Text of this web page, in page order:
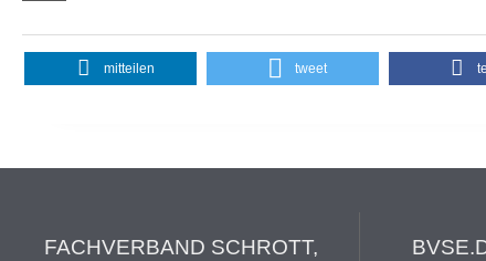
mitteilen tweet
FACHVERBAND SCHROTT,